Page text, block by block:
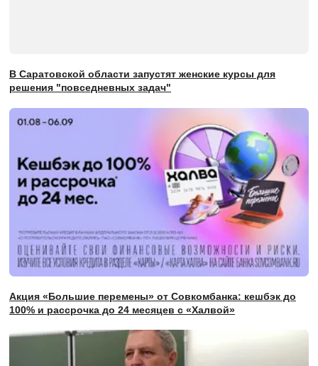
В Саратовской области запустят женские курсы для
решения "повседневных задач"
Акция «Большие перемены» от Совкомбанка: кешбэк до
100% и рассрочка до 24 месяцев с «Халвой»